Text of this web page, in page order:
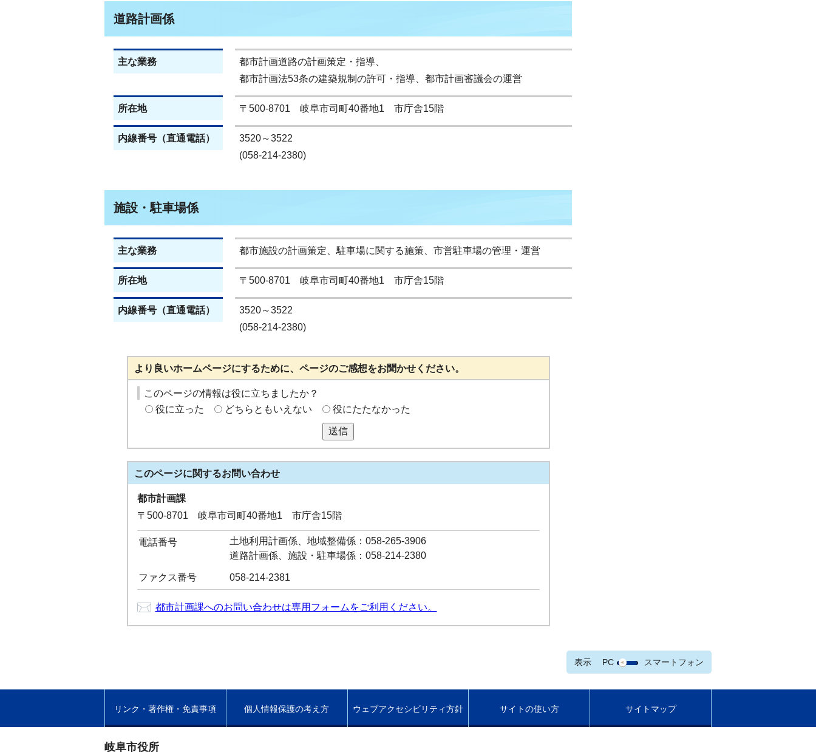
道路計画係
主な業務
都市計画道路の計画策定・指導、
都市計画法53条の建築規制の許可・指導、都市計画審議会の運営
所在地 〒500-8701 岐阜市司町40番地1 市庁舎15階
内線番号（直通電話）
3520～3522
(058-214-2380)
施設・駐車場係
主な業務 都市施設の計画策定、駐車場に関する施策、市営駐車場の管理・運営
所在地 〒500-8701 岐阜市司町40番地1 市庁舎15階
内線番号（直通電話）
3520～3522
(058-214-2380)
より良いホームページにするために、ページのご感想をお聞かせください。
このページの情報は役に立ちましたか？
役に立った
どちらともいえない 役にたたなかった
送信
このページに関するお問い合わせ
都市計画課
〒500-8701 岐阜市司町40番地1 市庁舎15階
電話番号
土地利用計画係、地域整備係：058-265-3906
道路計画係、施設・駐車場係：058-214-2380
ファクス番号 058-214-2381
都市計画課へのお問い合わせは専用フォームをご利用ください。
表示 PC スマートフォン
リンク・著作権・免責事項 個人情報保護の考え方 ウェブアクセシビリティ方針 サイトの使い方 サイトマップ
岐阜市役所